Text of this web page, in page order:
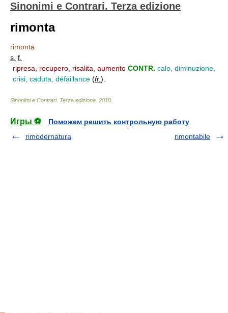
Sinonimi e Contrari. Terza edizione
rimonta
rimonta
s. f.
ripresa, recupero, risalita, aumento CONTR. calo, diminuzione,
crisi, caduta, défaillance (fr.)
Sinonimi e Contrari. Terza edizione 2010
Игры ⚽
Поможем решить контрольную работу
rimodernatura
rimontabile